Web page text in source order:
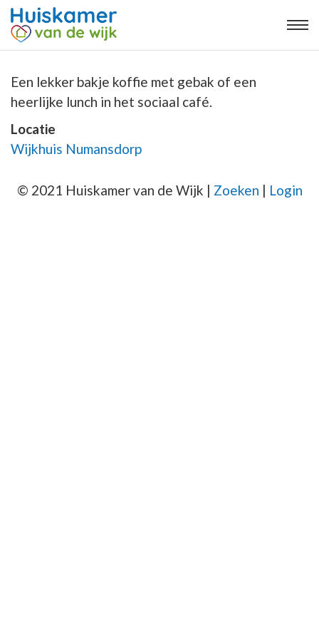
Een lekker bakje koffie met gebak of een
heerlijke lunch in het sociaal café.
Locatie
Wijkhuis Numansdorp
© 2021 Huiskamer van de Wijk | Zoeken | Login